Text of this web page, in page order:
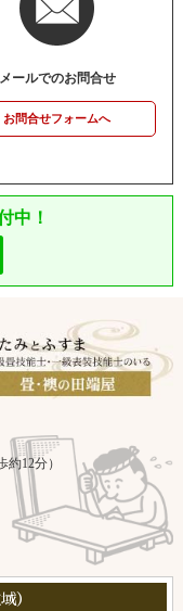
メールでのお問合せ
お問合せフォームへ
中！
12分）
）